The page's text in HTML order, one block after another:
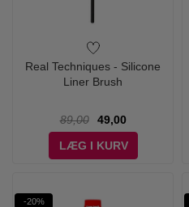
Real Techniques - Silicone
Liner Brush
89,00
49,00
LÆG I KURV
-20%